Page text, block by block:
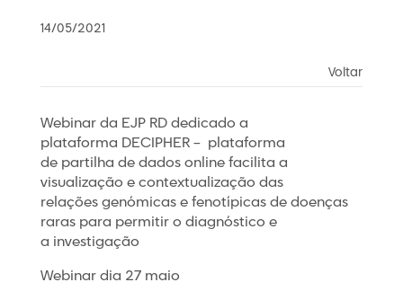
14/05/2021
Voltar
Webinar da EJP RD dedicado a
plataforma DECIPHER – plataforma
de partilha de dados online facilita a
visualização e contextualização das
relações genómicas e fenotípicas de doenças
raras para permitir o diagnóstico e
a investigação
Webinar dia 27 maio